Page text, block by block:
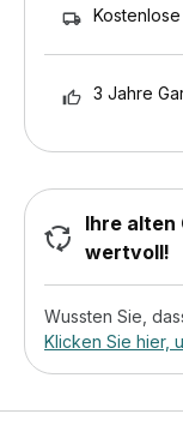
3 Jahre
Ihre alten
wertvoll!
Wussten Sie,
Klicken Sie hier,